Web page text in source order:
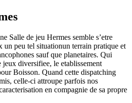
Salle de jeu Hermes semble s’etre
un peu tel situationun terrain pratique et
sauf que planetaires. Qui
jeux diversifiee, le etablissement
Boisson. Quand cette dispatching
celle-ci attroupe parfois nos
en compagnie de sa propre